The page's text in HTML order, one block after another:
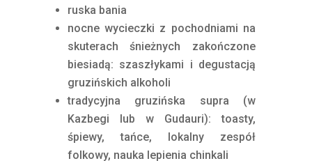
ruska bania
nocne wycieczki z pochodniami na
skuterach śnieżnych zakończone
biesiadą: szaszłykami i degustacją
gruzińskich alkoholi
tradycyjna gruzińska supra (w
Kazbegi lub w Gudauri): toasty,
śpiewy, tańce, lokalny zespół
folkowy, nauka lepienia chinkali